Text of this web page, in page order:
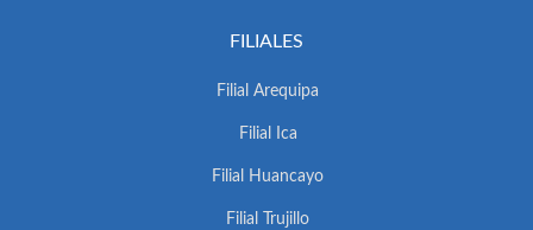
FILIALES
Filial Arequipa
Filial Ica
Filial Huancayo
Filial Trujillo